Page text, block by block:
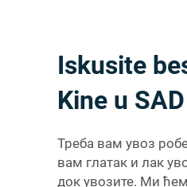
Iskusite
Kine u SAD
Треба вам увоз
вам глатак и лак
док увозите. Ми